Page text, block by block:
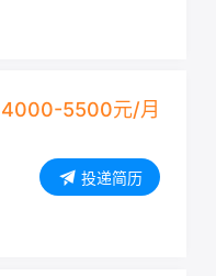
4000-5500元/月
投递简历